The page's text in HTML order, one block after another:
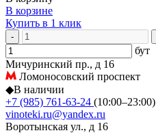
В корзине
Купить в 1 клик
-
бут
Мичуринский пр., д 16
Ломоносовский проспект
◆В наличии
+7 (985) 761-63-24 (10:00–23:00)
vinoteki.ru@yandex.ru
Воротынская ул., д 16